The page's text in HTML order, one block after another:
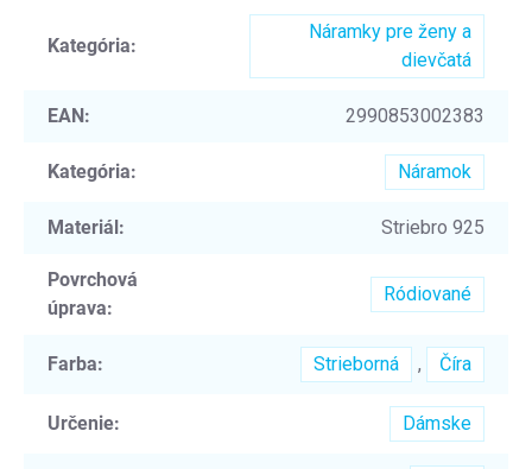
Kategória:
Náramky pre ženy a
dievčatá
EAN: 2990853002383
Kategória: Náramok
Materiál: Striebro 925
Povrchová
úprava:
Ródiované
Farba: Strieborná , Číra
Určenie: Dámske